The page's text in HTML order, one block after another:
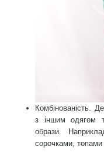
Комбінованість.
з іншим одягом
образи.
сорочками,